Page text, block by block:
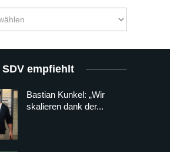
SDV empfiehlt
Bastian Kunkel: „Wir
skalieren dank der...